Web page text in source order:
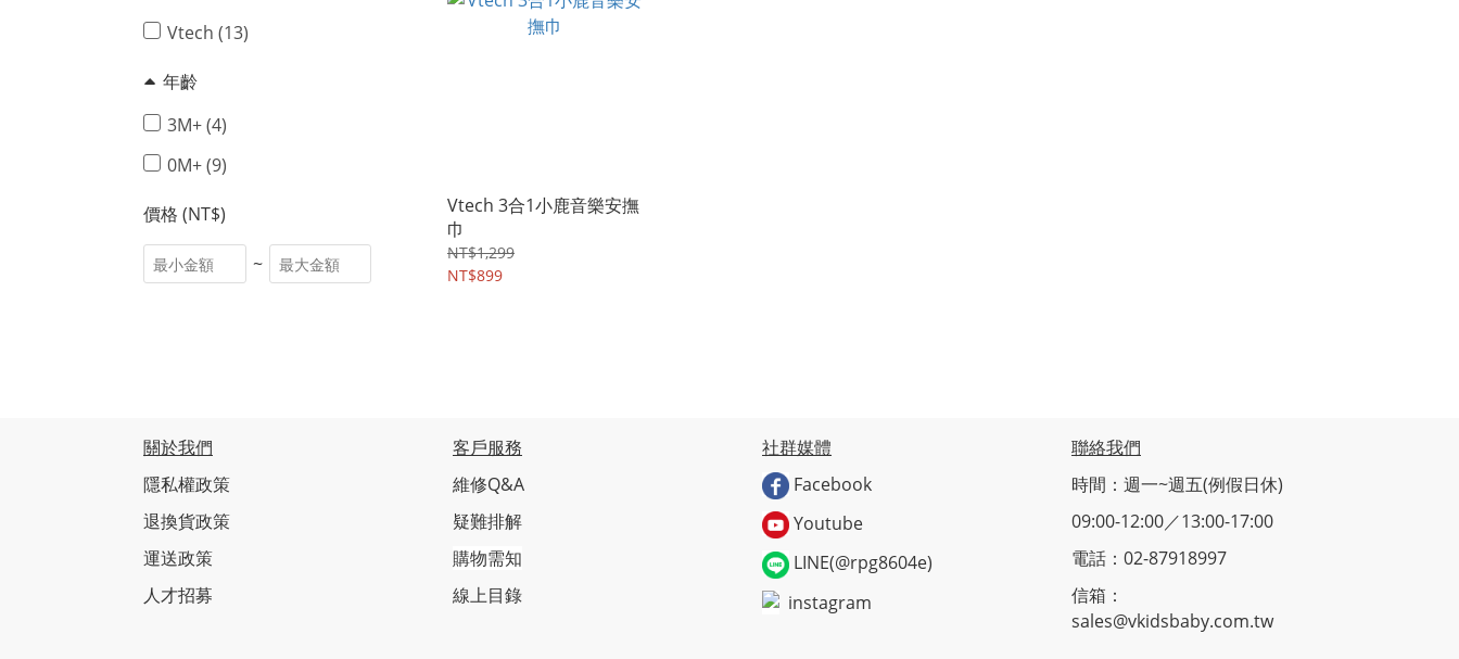
Vtech (13)
年齡
3M+ (4)
0M+ (9)
價格 (NT$)
~
Vtech 3合1小鹿音樂安撫
巾
NT$1,299
NT$899
關於我們
隱私權政策
退換貨政策
運送政策
人才招募
客戶服務
維修Q&A
疑難排解
購物需知
線上目錄
社群媒體
Facebook
Youtube
LINE(@rpg8604e)
instagram
聯絡我們
時間：週一~週五(例假日休)
09:00-12:00／13:00-17:00
電話：02-87918997
信箱：
sales@vkidsbaby.com.tw